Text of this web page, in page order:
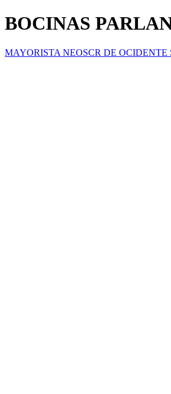
BOCINAS
MAYORISTA NEOSCR DE